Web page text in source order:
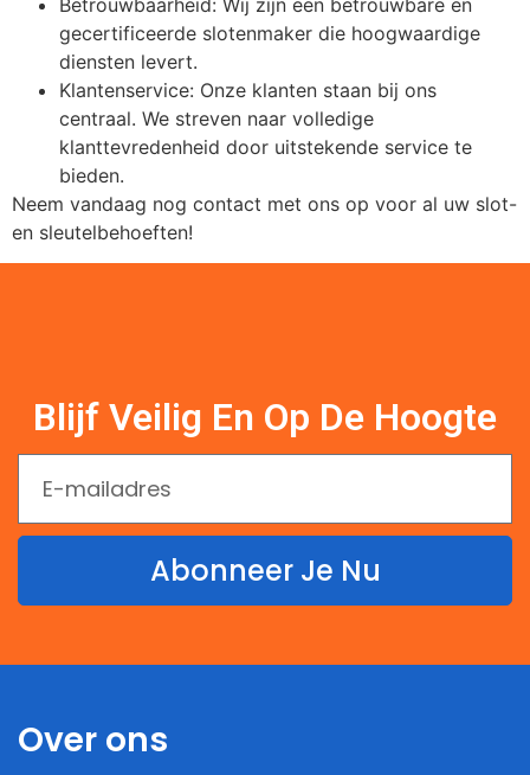
gecertificeerde slotenmaker die hoogwaardige
diensten levert.
Klantenservice: Onze klanten staan bij ons
centraal. We streven naar volledige
klanttevredenheid door uitstekende service te
bieden.
Neem vandaag nog contact met ons op voor al uw slot-
en sleutelbehoeften!
Blijf Veilig En Op De Hoogte
Abonneer Je Nu
Over ons